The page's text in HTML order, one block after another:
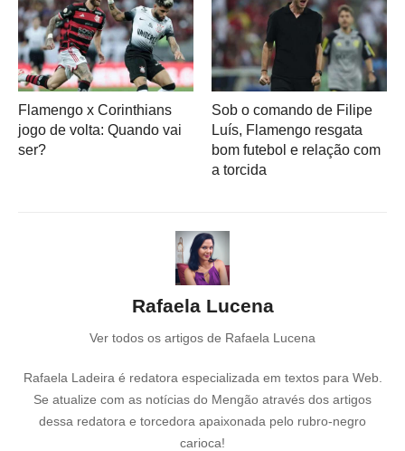
Flamengo x Corinthians
jogo de volta: Quando vai
ser?
Sob o comando de Filipe
Luís, Flamengo resgata
bom futebol e relação com
a torcida
Rafaela Lucena
Ver todos os artigos de Rafaela Lucena
Rafaela Ladeira é redatora especializada em textos para Web.
Se atualize com as notícias do Mengão através dos artigos
dessa redatora e torcedora apaixonada pelo rubro-negro
carioca!